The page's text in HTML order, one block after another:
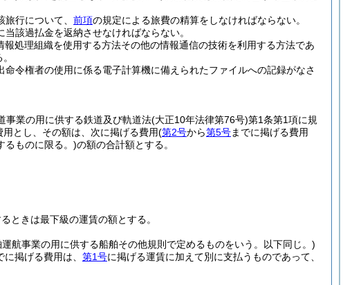
行について、 前項の規定による旅費の精算をしなければならない。
該過払金を返納させなければならない。
報処理組織を使用する方法その他の情報通信の技術を利用する方法であ
令権者の使用に係る電子計算機に備えられたファイルへの記録がなさ
事業の用に供する鉄道及び軌道法(大正10年法律第76号)第1条第1項に規
とし、その額は、次に掲げる費用(第2号から第5号までに掲げる費用
るものに限る。)の額の合計額とする。
ときは最下級の運賃の額とする。
航事業の用に供する船舶その他規則で定めるものをいう。以下同じ。)
に掲げる費用は、 第1号に掲げる運賃に加えて別に支払うものであって、